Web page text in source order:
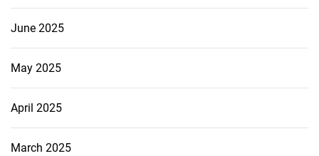
June 2025
May 2025
April 2025
March 2025